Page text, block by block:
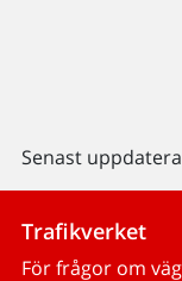
Senast
Trafikverket
För frågor om